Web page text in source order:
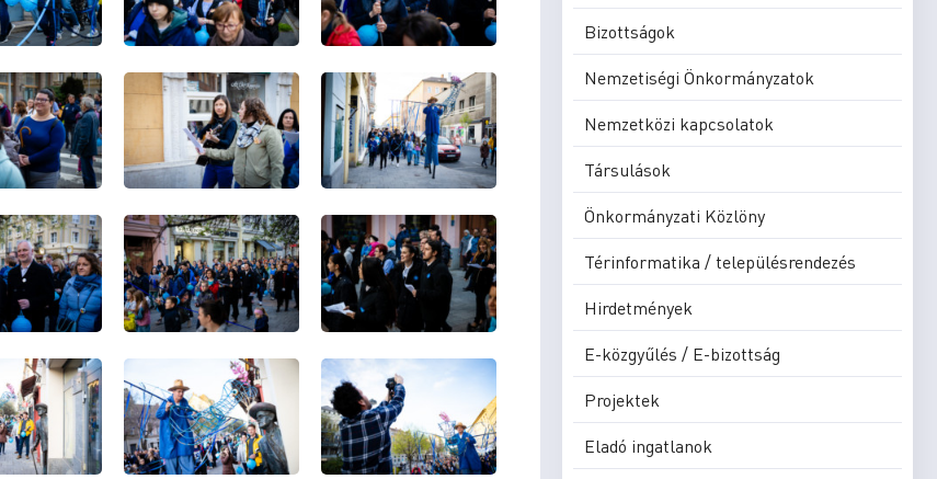
Bizottságok
Nemzetiségi Önkormányzatok
Nemzetközi kapcsolatok
Társulások
Önkormányzati Közlöny
Térinformatika / településrendezés
Hirdetmények
E-közgyűlés / E-bizottság
Projektek
Eladó ingatlanok